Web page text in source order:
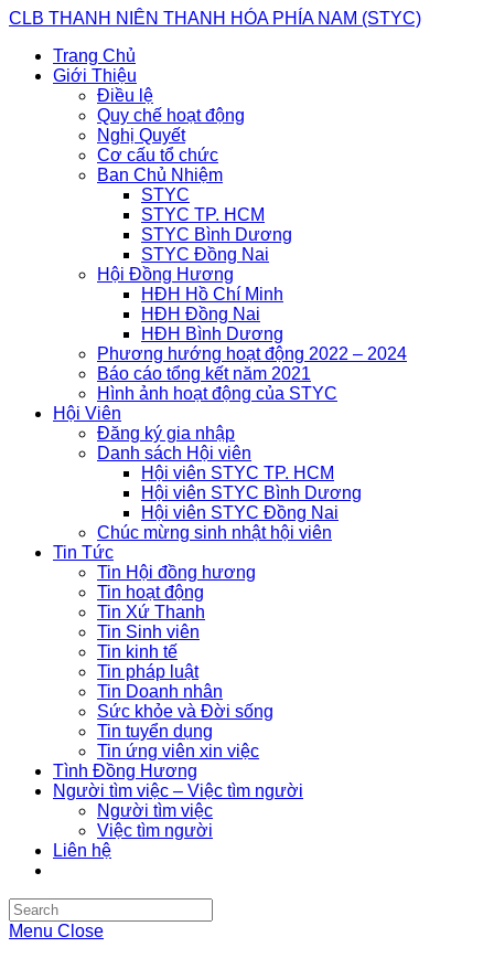
Skip
content
CLB THANH NIÊN THANH HÓA PHÍA NAM (STYC)
Trang Chủ
Giới Thiệu
Điều lệ
Quy chế hoạt động
Nghị Quyết
Cơ cấu tổ chức
Ban Chủ Nhiệm
STYC
STYC TP. HCM
STYC Bình Dương
STYC Đồng Nai
Hội Đồng Hương
HĐH Hồ Chí Minh
HĐH Đồng Nai
HĐH Bình Dương
Phương hướng hoạt động 2022 – 2024
Báo cáo tổng kết năm 2021
Hình ảnh hoạt động của STYC
Hội Viên
Đăng ký gia nhập
Danh sách Hội viên
Hội viên STYC TP. HCM
Hội viên STYC Bình Dương
Hội viên STYC Đồng Nai
Chúc mừng sinh nhật hội viên
Tin Tức
Tin Hội đồng hương
Tin hoạt động
Tin Xứ Thanh
Tin Sinh viên
Tin kinh tế
Tin pháp luật
Tin Doanh nhân
Sức khỏe và Đời sống
Tin tuyển dụng
Tin ứng viên xin việc
Tình Đồng Hương
Người tìm việc – Việc tìm người
Người tìm việc
Việc tìm người
Liên hệ
Search
this
Menu Close